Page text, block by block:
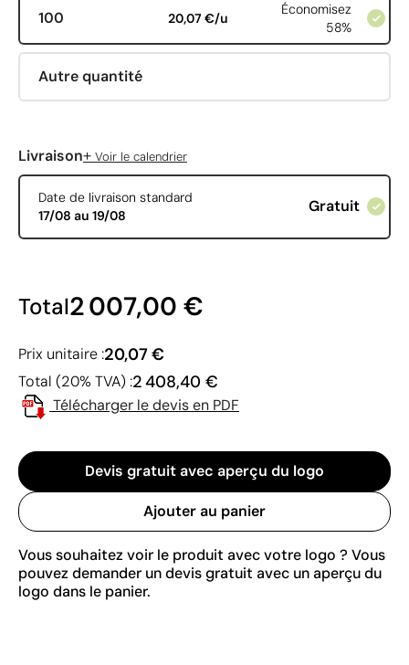
100 20,07 €/u
Économisez
58%
Autre quantité
Livraison+ Voir le calendrier
Date de livraison standard
17/08 au 19/08
Gratuit
Total2 007,00 €
Prix unitaire :20,07 €
Total (20% TVA) :2 408,40 €
Télécharger le devis en PDF
Devis gratuit avec aperçu du logo
Ajouter au panier
Vous souhaitez voir le produit avec votre logo ? Vous
pouvez demander un devis gratuit avec un aperçu du
logo dans le panier.